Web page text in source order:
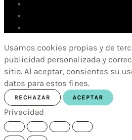
Usamos cookies propias y de
publicidad personalizada y
sitio. Al aceptar, consientes su
datos para estos fines.
RECHAZAR ACEPTAR
Privacidad